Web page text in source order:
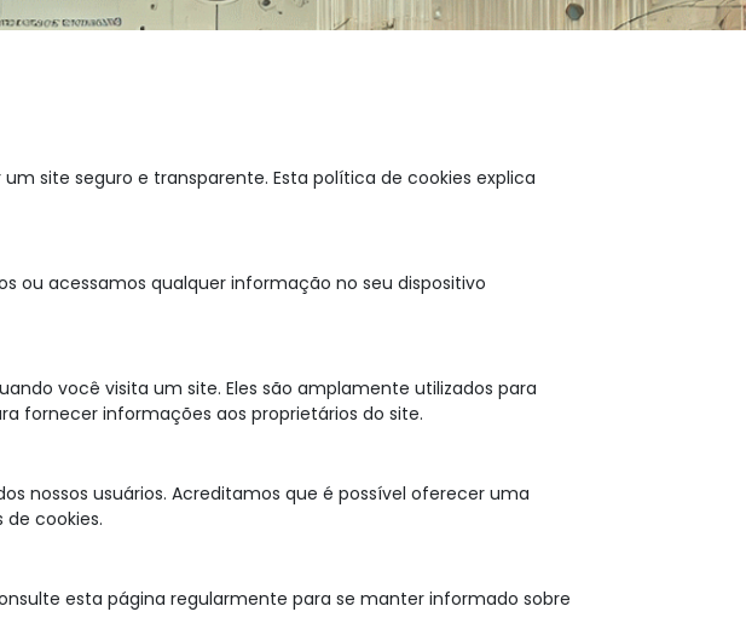
site seguro e transparente. Esta política de cookies explica
ou acessamos qualquer informação no seu dispositivo
você visita um site. Eles são amplamente utilizados para
fornecer informações aos proprietários do site.
nossos usuários. Acreditamos que é possível oferecer uma
cookies.
esta página regularmente para se manter informado sobre